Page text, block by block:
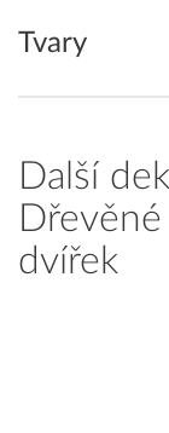
Tvary
Další
dvířek